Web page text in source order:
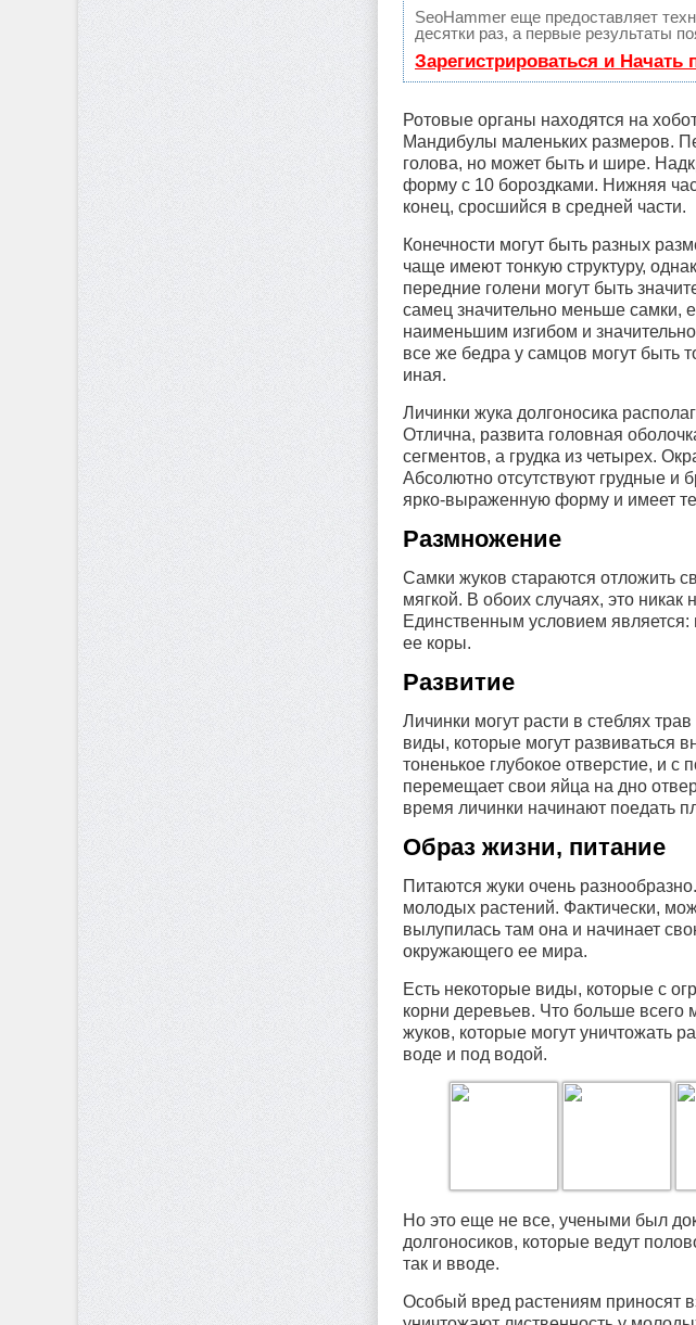
SeoHammer еще предоставляет
десятки раз, а первые результаты
Зарегистрироваться и Начать
Ротовые органы находятся на
Мандибулы маленьких размеров.
голова, но может быть и шире.
форму с 10 бороздками. Нижняя
конец, сросшийся в средней части.
Конечности могут быть разных
чаще имеют тонкую структуру,
передние голени могут быть
самец значительно меньше самки,
наименьшим изгибом и
все же бедра у самцов могут быть
иная.
Личинки жука долгоносика
Отлична, развита головная
сегментов, а грудка из четырех.
Абсолютно отсутствуют грудные и
ярко-выраженную форму и имеет
Размножение
Самки жуков стараются отложить
мягкой. В обоих случаях, это никак
Единственным условием
ее коры.
Развитие
Личинки могут расти в стеблях
виды, которые могут развиваться
тоненькое глубокое отверстие, и с
перемещает свои яйца на дно
время личинки начинают поедать
Образ жизни, питание
Питаются жуки очень
молодых растений. Фактически,
вылупилась там она и начинает
окружающего ее мира.
Есть некоторые виды, которые с
корни деревьев. Что больше всего
жуков, которые могут уничтожать
воде и под водой.
Но это еще не все, учеными был
долгоносиков, которые ведут
так и вводе.
Особый вред растениям приносят